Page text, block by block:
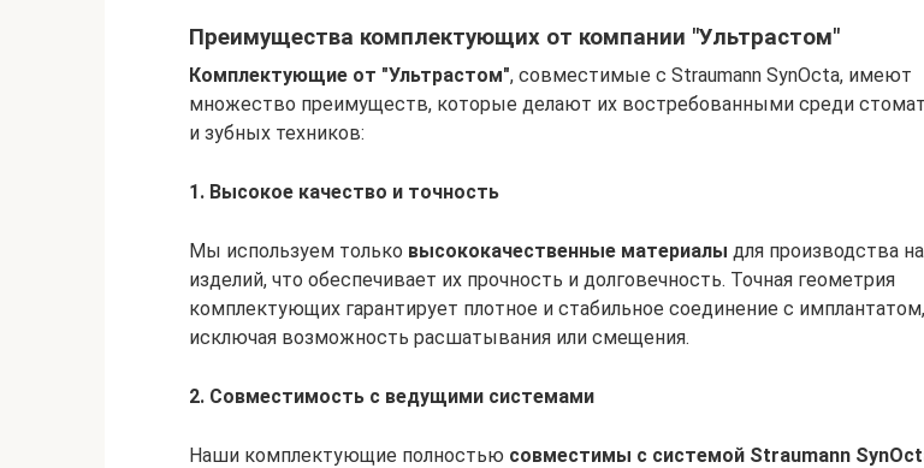
Преимущества комплектующих от компании "Ультрастом"
Комплектующие от "Ультрастом", совместимые с Straumann SynOcta, имеют
множество преимуществ, которые делают их востребованными среди
и зубных техников:
1. Высокое качество и точность
Мы используем только высококачественные материалы для производства
изделий, что обеспечивает их прочность и долговечность. Точная геометрия
комплектующих гарантирует плотное и стабильное соединение с имплантатом,
исключая возможность расшатывания или смещения.
2. Совместимость с ведущими системами
Наши комплектующие полностью совместимы с системой Straumann